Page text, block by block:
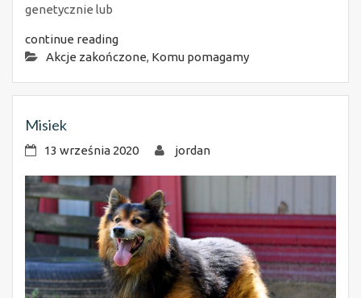
genetycznie lub
continue reading
Akcje zakończone, Komu pomagamy
Misiek
13 września 2020 jordan